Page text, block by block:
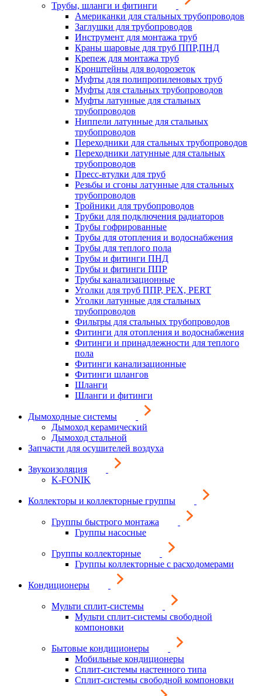
Трубы, шланги и фитинги
Американки для стальных трубопроводов
Заглушки для трубопроводов
Инструмент для монтажа труб
Краны шаровые для труб ППР,ПНД
Крепеж для монтажа труб
Кронштейны для водорозеток
Муфты для полипропиленовых труб
Муфты для стальных трубопроводов
Муфты латунные для стальных
трубопроводов
Ниппели латунные для стальных
трубопроводов
Переходники для стальных трубопроводов
Переходники латунные для стальных
трубопроводов
Пресс-втулки для труб
Резьбы и сгоны латунные для стальных
трубопроводов
Тройники для трубопроводов
Трубки для подключения радиаторов
Трубы гофрированные
Трубы для отопления и водоснабжения
Трубы для теплого пола
Трубы и фитинги ПНД
Трубы и фитинги ППР
Трубы канализационные
Уголки для труб ППР, PEX, PERT
Уголки латунные для стальных
трубопроводов
Фильтры для стальных трубопроводов
Фитинги для отопления и водоснабжения
Фитинги и принадлежности для теплого
пола
Фитинги канализационные
Фитинги шлангов
Шланги
Шланги и фитинги
Дымоходные системы
Дымоход керамический
Дымоход стальной
Запчасти для осушителей воздуха
Звукоизоляция
K-FONIK
Коллекторы и коллекторные группы
Группы быстрого монтажа
Группы насосные
Группы коллекторные
Группы коллекторные с расходомерами
Кондиционеры
Мульти сплит-системы
Мульти сплит-системы свободной
компоновки
Бытовые кондиционеры
Мобильные кондиционеры
Сплит-системы настенного типа
Сплит-системы свободной компоновки